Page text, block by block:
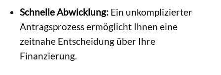
Schnelle Abwicklung:Ein unkomplizierter
Antragsprozess ermöglicht Ihnen eine
zeitnahe Entscheidung über Ihre
Finanzierung.